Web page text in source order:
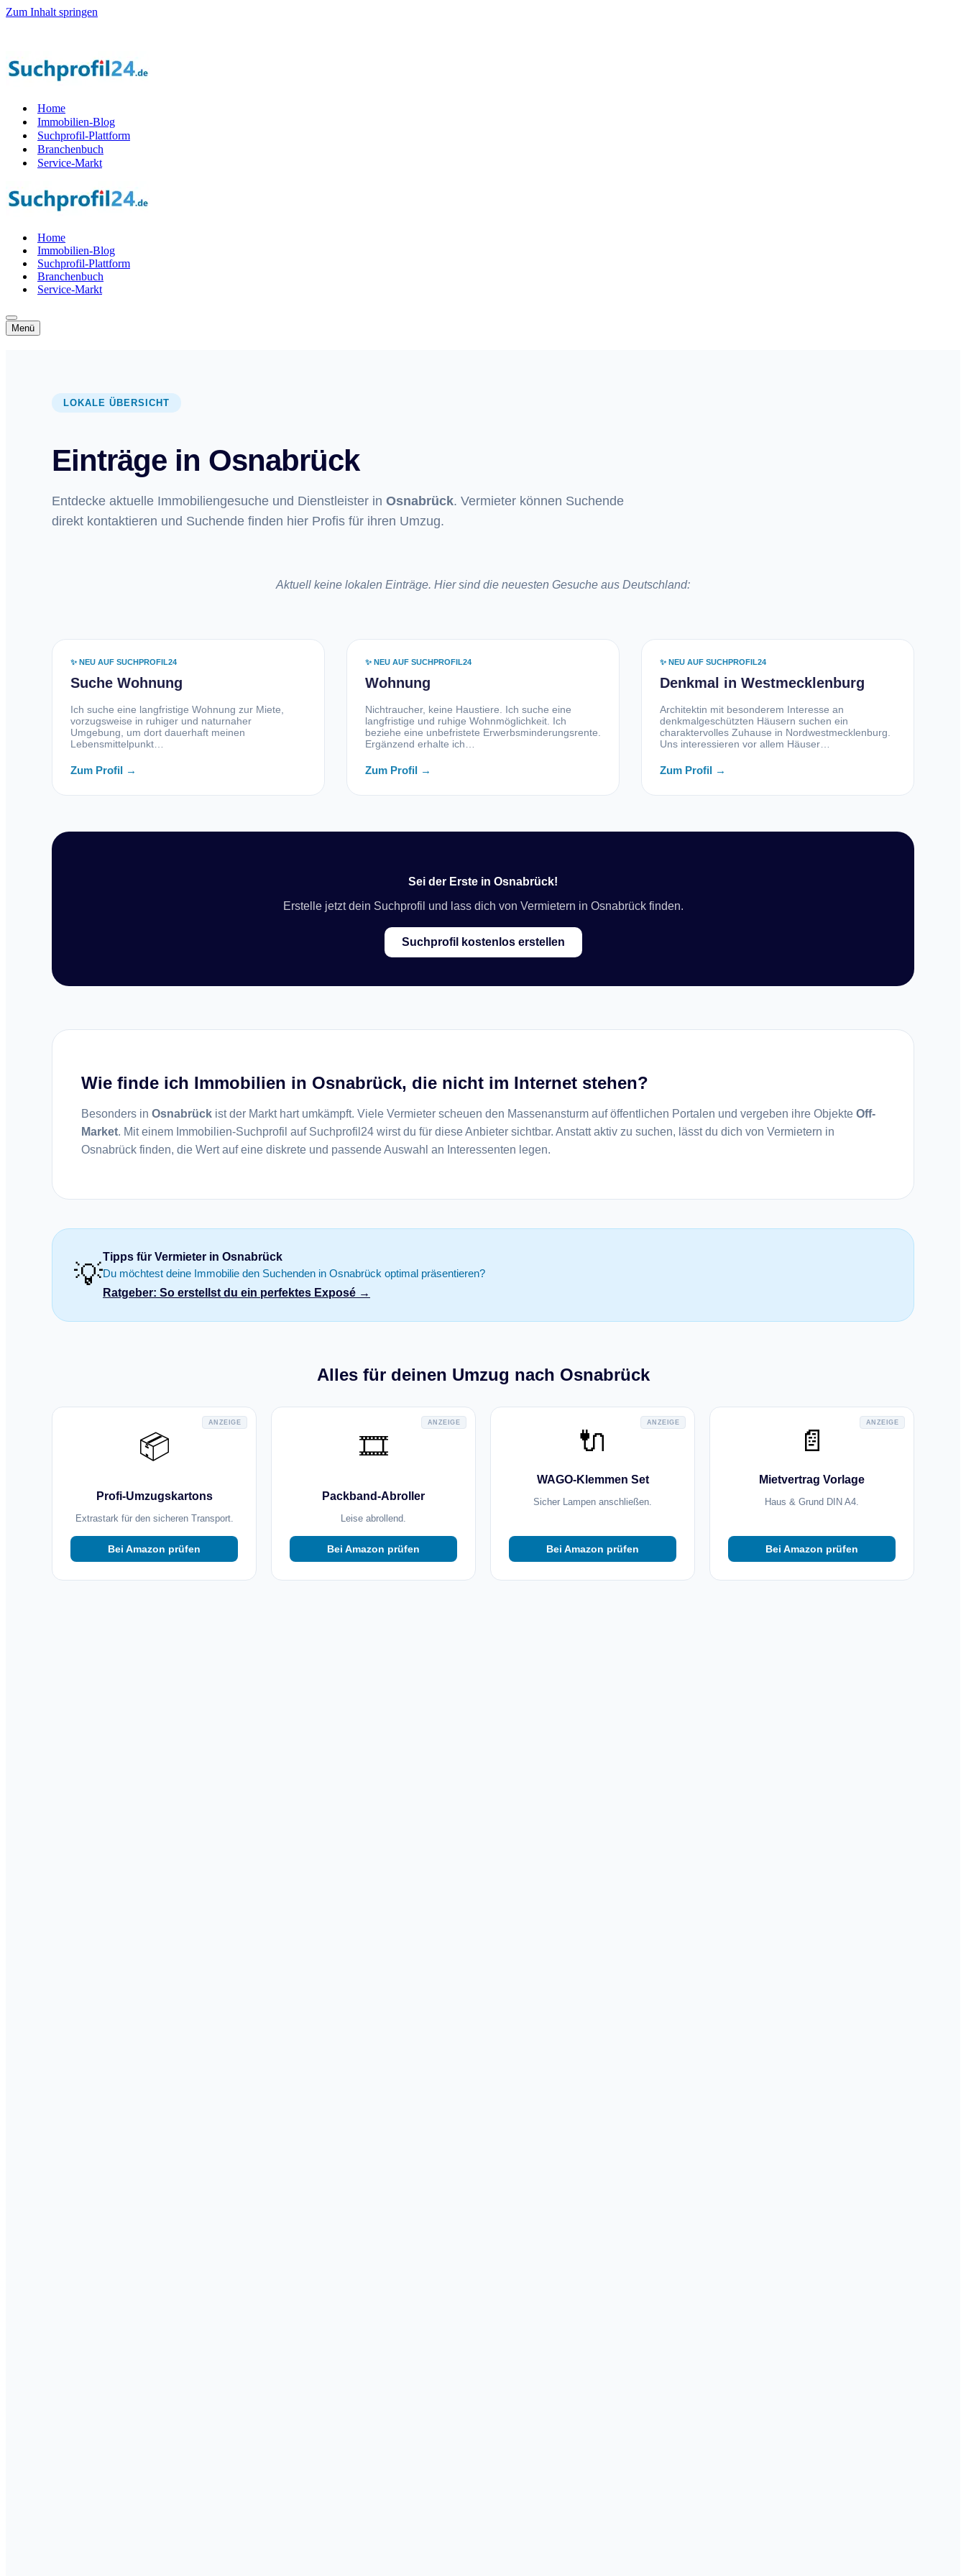
Zum Inhalt springen
Home
Immobilien-Blog
Suchprofil-Plattform
Branchenbuch
Service-Markt
Home
Immobilien-Blog
Suchprofil-Plattform
Branchenbuch
Service-Markt
Navigationsmenü
Menü
Navigationsmenü
LOKALE ÜBERSICHT
Einträge in Osnabrück
Entdecke aktuelle Immobiliengesuche und Dienstleister in Osnabrück. Vermieter können Suchende
direkt kontaktieren und Suchende finden hier Profis für ihren Umzug.
Aktuell keine lokalen Einträge. Hier sind die neuesten Gesuche aus Deutschland:
✨ NEU AUF SUCHPROFIL24
Suche Wohnung
Ich suche eine langfristige Wohnung zur Miete,
vorzugsweise in ruhiger und naturnaher
Umgebung, um dort dauerhaft meinen
Lebensmittelpunkt…
Zum Profil →
✨ NEU AUF SUCHPROFIL24
Wohnung
Nichtraucher, keine Haustiere. Ich suche eine
langfristige und ruhige Wohnmöglichkeit. Ich
beziehe eine unbefristete Erwerbsminderungsrente.
Ergänzend erhalte ich…
Zum Profil →
✨ NEU AUF SUCHPROFIL24
Denkmal in Westmecklenburg
Architektin mit besonderem Interesse an
denkmalgeschützten Häusern suchen ein
charaktervolles Zuhause in Nordwestmecklenburg.
Uns interessieren vor allem Häuser…
Zum Profil →
Sei der Erste in Osnabrück!
Erstelle jetzt dein Suchprofil und lass dich von Vermietern in Osnabrück finden.
Suchprofil kostenlos erstellen
Wie finde ich Immobilien in Osnabrück, die nicht im Internet stehen?
Besonders in Osnabrück ist der Markt hart umkämpft. Viele Vermieter scheuen den Massenansturm auf öffentlichen Portalen und vergeben ihre Objekte Off-
Market. Mit einem Immobilien-Suchprofil auf Suchprofil24 wirst du für diese Anbieter sichtbar. Anstatt aktiv zu suchen, lässt du dich von Vermietern in
Osnabrück finden, die Wert auf eine diskrete und passende Auswahl an Interessenten legen.
💡
Tipps für Vermieter in Osnabrück
Du möchtest deine Immobilie den Suchenden in Osnabrück optimal präsentieren?
Ratgeber: So erstellst du ein perfektes Exposé →
Alles für deinen Umzug nach Osnabrück
ANZEIGE
📦
Profi-Umzugskartons
Extrastark für den sicheren Transport.
Bei Amazon prüfen
ANZEIGE
🎞️
Packband-Abroller
Leise abrollend.
Bei Amazon prüfen
ANZEIGE
🔌
WAGO-Klemmen Set
Sicher Lampen anschließen.
Bei Amazon prüfen
ANZEIGE
📄
Mietvertrag Vorlage
Haus & Grund DIN A4.
Bei Amazon prüfen